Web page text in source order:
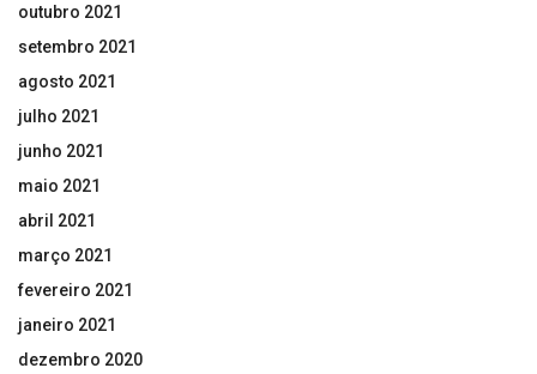
outubro 2021
setembro 2021
agosto 2021
julho 2021
junho 2021
maio 2021
abril 2021
março 2021
fevereiro 2021
janeiro 2021
dezembro 2020